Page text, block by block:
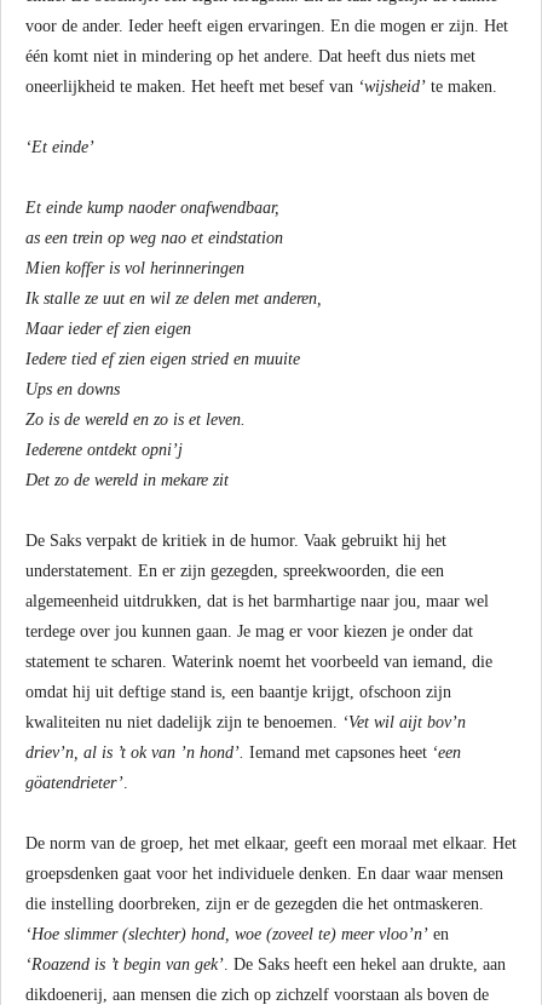
voor de ander. Ieder heeft eigen ervaringen. En die mogen er zijn. Het
één komt niet in mindering op het andere. Dat heeft dus niets met
oneerlijkheid te maken. Het heeft met besef van ‘wijsheid’ te maken.
‘Et einde’
Et einde kump naoder onafwendbaar,
as een trein op weg nao et eindstation
Mien koffer is vol herinneringen
Ik stalle ze uut en wil ze delen met anderen,
Maar ieder ef zien eigen
Iedere tied ef zien eigen stried en muuite
Ups en downs
Zo is de wereld en zo is et leven.
Iederene ontdekt opni’j
Det zo de wereld in mekare zit
De Saks verpakt de kritiek in de humor. Vaak gebruikt hij het
understatement. En er zijn gezegden, spreekwoorden, die een
algemeenheid uitdrukken, dat is het barmhartige naar jou, maar wel
terdege over jou kunnen gaan. Je mag er voor kiezen je onder dat
statement te scharen. Waterink noemt het voorbeeld van iemand, die
omdat hij uit deftige stand is, een baantje krijgt, ofschoon zijn
kwaliteiten nu niet dadelijk zijn te benoemen. ‘Vet wil aijt bov’n
driev’n, al is ’t ok van ’n hond’. Iemand met capsones heet ‘een
göatendrieter’.
De norm van de groep, het met elkaar, geeft een moraal met elkaar. Het
groepsdenken gaat voor het individuele denken. En daar waar mensen
die instelling doorbreken, zijn er de gezegden die het ontmaskeren.
‘Hoe slimmer (slechter) hond, woe (zoveel te) meer vloo’n’ en
‘Roazend is ’t begin van gek’. De Saks heeft een hekel aan drukte, aan
dikdoenerij, aan mensen die zich op zichzelf voorstaan als boven de